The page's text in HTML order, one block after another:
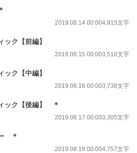
2019.08.14 00:004,815文字
ク【前編】
2019.08.15 00:003,510文字
ク【中編】
2019.08.16 00:003,738文字
ック【後編】 ＊
2019.08.17 00:003,305文字
＊
2019.08.18 00:004,757文字